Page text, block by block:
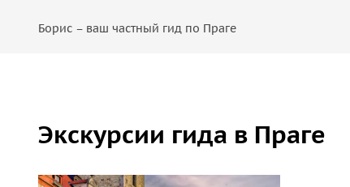
Борис – ваш частный гид по Праге
Экскурсии гида в Праге